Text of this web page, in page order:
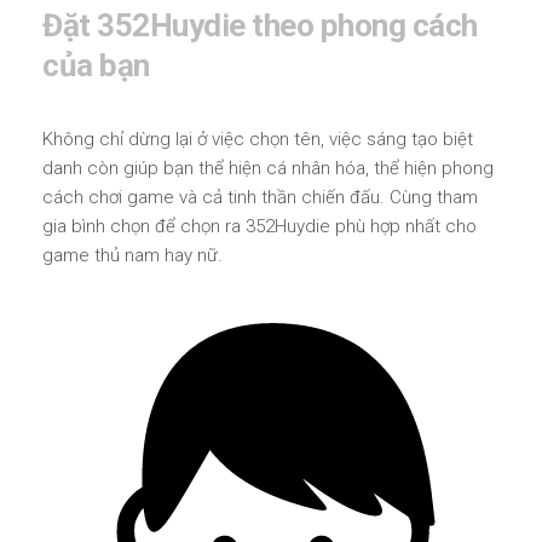
Đặt 352Huydie theo phong cách
của bạn
Không chỉ dừng lại ở việc chọn tên, việc sáng tạo biệt
danh còn giúp bạn thể hiện cá nhân hóa, thể hiện phong
cách chơi game và cả tinh thần chiến đấu. Cùng tham
gia bình chọn để chọn ra 352Huydie phù hợp nhất cho
game thủ nam hay nữ.